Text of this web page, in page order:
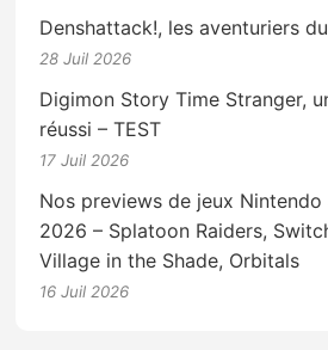
Denshattack!, les aventuriers
28 Juil 2026
Digimon Story Time Stranger,
réussi – TEST
17 Juil 2026
Nos previews de jeux
2026 – Splatoon Raiders,
Village in the Shade, Orbitals
16 Juil 2026